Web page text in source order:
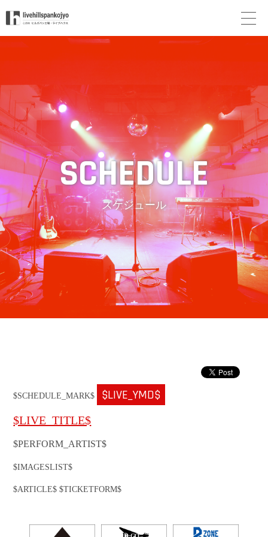
スケジュール
$SCHEDULE_MARK$ $LIVE_YMD$
$LIVE_TITLE$
$PERFORM_ARTIST$
$IMAGESLIST$
$ARTICLE$ $TICKETFORM$